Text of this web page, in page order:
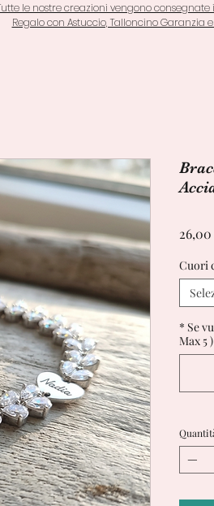
le nostre creazioni vengono
Regalo con Astuccio, Talloncino Garanzia
Cuori
* Se
Max 5